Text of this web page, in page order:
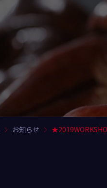
お知らせ